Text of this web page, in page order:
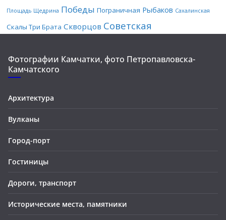
Площадь Щедрина Победы Пограничная Рыбаков Сахалинская
Скалы Три Брата Скворцов Советская
Фотографии Камчатки, фото Петропавловска-
Камчатского
Архитектура
Вулканы
Город-порт
Гостиницы
Дороги, транспорт
Исторические места, памятники